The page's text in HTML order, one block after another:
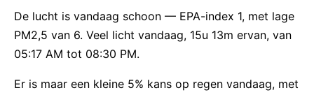
De lucht is vandaag schoon — EPA-index 1, met lage
PM2,5 van 6. Veel licht vandaag, 15u 13m ervan, van
05:17 AM tot 08:30 PM.
Er is maar een kleine 5% kans op regen vandaag, met